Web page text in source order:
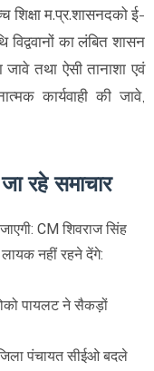
शिक्षा म.प्र.शासनदको ई-
का लंबित शासन
जावे तथा ऐसी तानाशा एवं
कार्यवाही की जावे,
रहे समाचार
CM शिवराज सिंह
लायक नहीं रहने देंगे:
पायलट ने सैकड़ों
पंचायत सीईओ बदले